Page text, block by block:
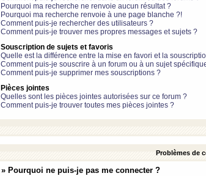
Pourquoi ma recherche ne renvoie aucun résultat ?
Pourquoi ma recherche renvoie à une page blanche ?!
Comment puis-je rechercher des utilisateurs ?
Comment puis-je trouver mes propres messages et sujets ?
Souscription de sujets et favoris
Quelle est la différence entre la mise en favori et la
Comment puis-je souscrire à un forum ou à un sujet
Comment puis-je supprimer mes souscriptions ?
Pièces jointes
Quelles sont les pièces jointes autorisées sur ce forum ?
Comment puis-je trouver toutes mes pièces jointes ?
Problèmes de
» Pourquoi ne puis-je pas me connecter ?